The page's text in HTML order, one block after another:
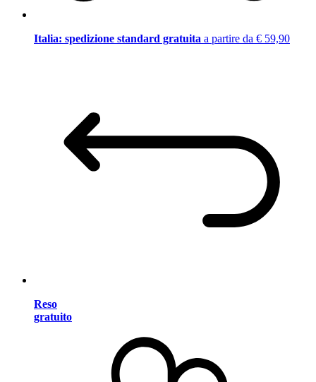
Italia: spedizione standard gratuita a partire da € 59,90
Reso
gratuito